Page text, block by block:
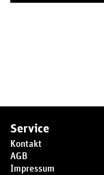
Service
Kontakt
AGB
Impressum